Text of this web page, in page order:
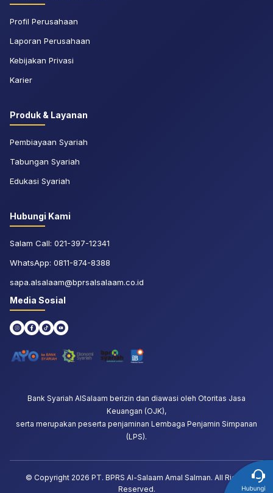
Profil Perusahaan
Laporan Perusahaan
Kebijakan Privasi
Karier
Produk & Layanan
Pembiayaan Syariah
Tabungan Syariah
Edukasi Syariah
Hubungi Kami
Salam Call: 021-397-12341
WhatsApp: 0811-874-8388
sapa.alsalaam@bprsalsalaam.co.id
Media Sosial
Bank Syariah AlSalaam berizin dan diawasi oleh Otoritas Jasa
Keuangan (OJK),
serta merupakan peserta penjaminan Lembaga Penjamin Simpanan
(LPS).
© Copyright 2026 PT. BPRS Al-Salaam Amal Salman. All Rights
Reserved.